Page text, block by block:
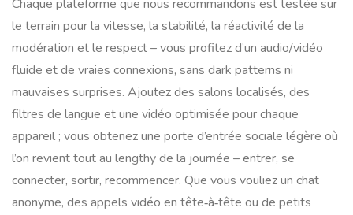
Chaque plateforme que nous recommandons est testée sur
le terrain pour la vitesse, la stabilité, la réactivité de la
modération et le respect – vous profitez d’un audio/vidéo
fluide et de vraies connexions, sans dark patterns ni
mauvaises surprises. Ajoutez des salons localisés, des
filtres de langue et une vidéo optimisée pour chaque
appareil ; vous obtenez une porte d’entrée sociale légère où
l’on revient tout au lengthy de la journée – entrer, se
connecter, sortir, recommencer. Que vous vouliez un chat
anonyme, des appels vidéo en tête‑à‑tête ou de petits